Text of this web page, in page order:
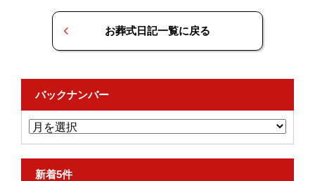
お葬式日記一覧に戻る
バックナンバー
新着5件